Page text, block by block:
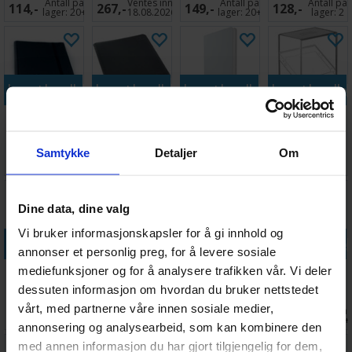
Samtykke Detaljer Om
Dine data, dine valg
Vi bruker informasjonskapsler for å gi innhold og
annonser et personlig preg, for å levere sosiale
mediefunksjoner og for å analysere trafikken vår. Vi deler
dessuten informasjon om hvordan du bruker nettstedet
vårt, med partnerne våre innen sosiale medier,
annonsering og analysearbeid, som kan kombinere den
med annen informasjon du har gjort tilgjengelig for dem,
66x91
114,- Antall på
lager: 20+
Silver X100
267,-Ventes inn
18.08.2026
Guard
149,- Antall på
lager:20+
66x91
128,- Antall på
lager:2
Legg i handlekurven
209,- Antall på
Legg i handlekurven
Pocket Svart
Antall på
Legg i handlekurven
370,-
Legg i
Boulder 60+
88,-
Legg i handlekurven
Ringperm
Pokemon
Pikachu
224,- Antall på
lager:
Legg i handlekurven
Precise-Fit
Side-Loading
Klar 64x89
49,- Antall på
lager: 20+
Legg i handlekurven
Card Covers
Toploading -
35 pt
69,- Antall på
lager: 20+
Legg i
Magic
DeckProtector
Classic
189,- Antall på
lager: 20+